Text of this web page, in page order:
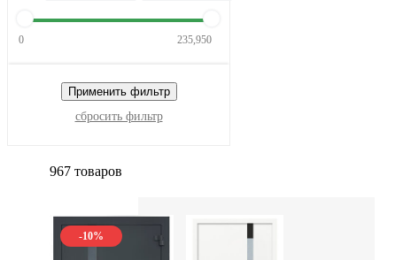
0 235,950
Применить фильтр
сбросить фильтр
967 товаров
-10%